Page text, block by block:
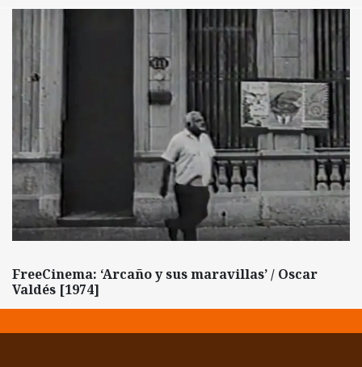
FreeCinema: ‘Arcaño y sus maravillas’ / Oscar
Valdés [1974]